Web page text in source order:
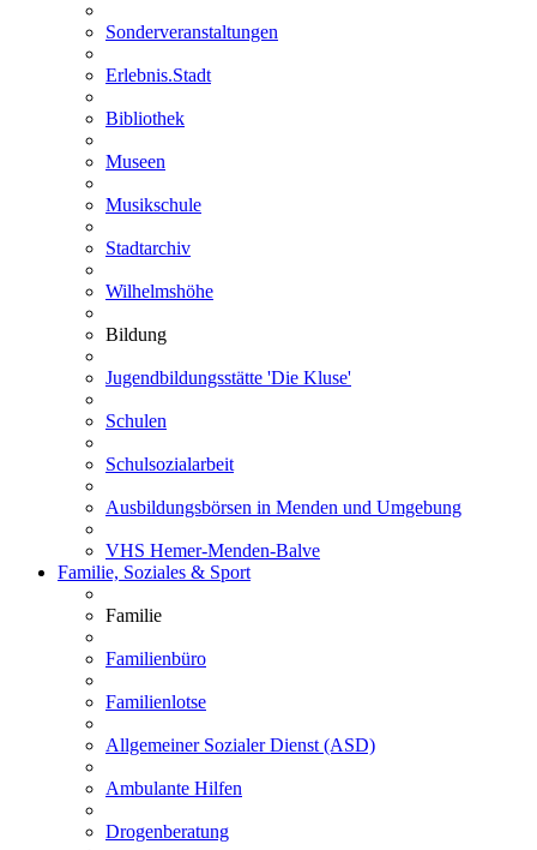
Sonderveranstaltungen
Erlebnis.Stadt
Bibliothek
Museen
Musikschule
Stadtarchiv
Wilhelmshöhe
Bildung
Jugendbildungsstätte 'Die Kluse'
Schulen
Schulsozialarbeit
Ausbildungsbörsen in Menden und Umgebung
VHS Hemer-Menden-Balve
Familie, Soziales & Sport
Familie
Familienbüro
Familienlotse
Allgemeiner Sozialer Dienst (ASD)
Ambulante Hilfen
Drogenberatung